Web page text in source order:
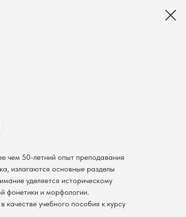
чем 50-летний опыт преподавания
излагаются основные разделы
уделяется историческому
фонетики и морфологии.
учебного пособия к курсу